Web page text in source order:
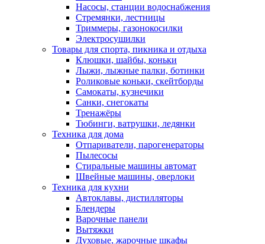
Насосы, станции водоснабжения
Стремянки, лестницы
Триммеры, газонокосилки
Электросушилки
Товары для спорта, пикника и отдыха
Клюшки, шайбы, коньки
Лыжи, лыжные палки, ботинки
Роликовые коньки, скейтборды
Самокаты, кузнечики
Санки, снегокаты
Тренажёры
Тюбинги, ватрушки, ледянки
Техника для дома
Отпариватели, парогенераторы
Пылесосы
Стиральные машины автомат
Швейные машины, оверлоки
Техника для кухни
Автоклавы, дистилляторы
Блендеры
Варочные панели
Вытяжки
Духовые, жарочные шкафы